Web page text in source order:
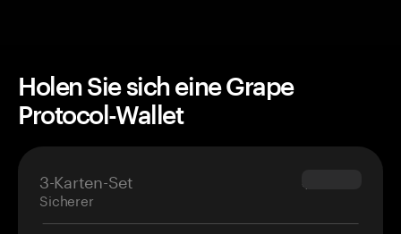
Holen Sie sich eine Grape
Protocol-Wallet
3-Karten-Set
Sicherer
$69.90